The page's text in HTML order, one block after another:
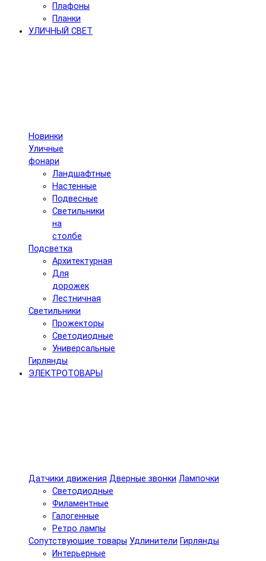
Плафоны
Планки
УЛИЧНЫЙ СВЕТ
Новинки
Уличные
фонари
Ландшафтные
Настенные
Подвесные
Светильники
на
столбе
Подсветка
Архитектурная
Для
дорожек
Лестничная
Светильники
Прожекторы
Светодиодные
Универсальные
Гирлянды
ЭЛЕКТРОТОВАРЫ
Датчики движения Дверные звонки Лампочки
Светодиодные
Филаментные
Галогенные
Ретро лампы
Сопутствующие товары Удлинители Гирлянды
Интерьерные